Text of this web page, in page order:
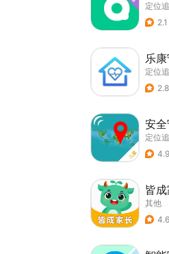
定位
2.1
乐
定位
2.8
安
定位
4.9
皆
其他
4.6